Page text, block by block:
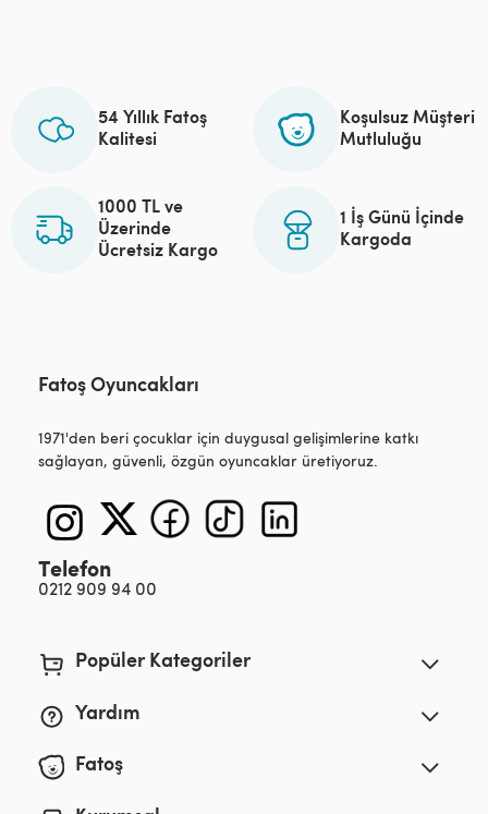
54 Yıllık Fatoş
Kalitesi
Koşulsuz Müşteri
Mutluluğu
1000 TL ve
Üzerinde
Ücretsiz Kargo
1 İş Günü İçinde
Kargoda
Fatoş Oyuncakları
1971'den beri çocuklar için duygusal gelişimlerine katkı
sağlayan, güvenli, özgün oyuncaklar üretiyoruz.
Telefon
0212 909 94 00
Popüler Kategoriler
Yardım
Fatoş